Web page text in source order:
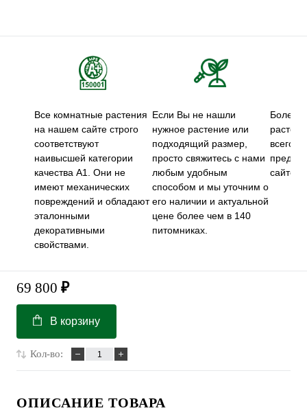
Все комнатные растения
на нашем сайте строго
соответствуют
наивысшей категории
качества А1. Они не
имеют механических
повреждений и обладают
эталонными
декоративными
свойствами.
Если Вы не нашли
нужное растение или
подходящий размер,
просто свяжитесь с нами
любым удобным
способом и мы уточним о
его наличии и актуальной
цене более чем в 140
питомниках.
Более
всего
сайте.
69 800 ₽
В корзину
Кол-во:
ОПИСАНИЕ ТОВАРА